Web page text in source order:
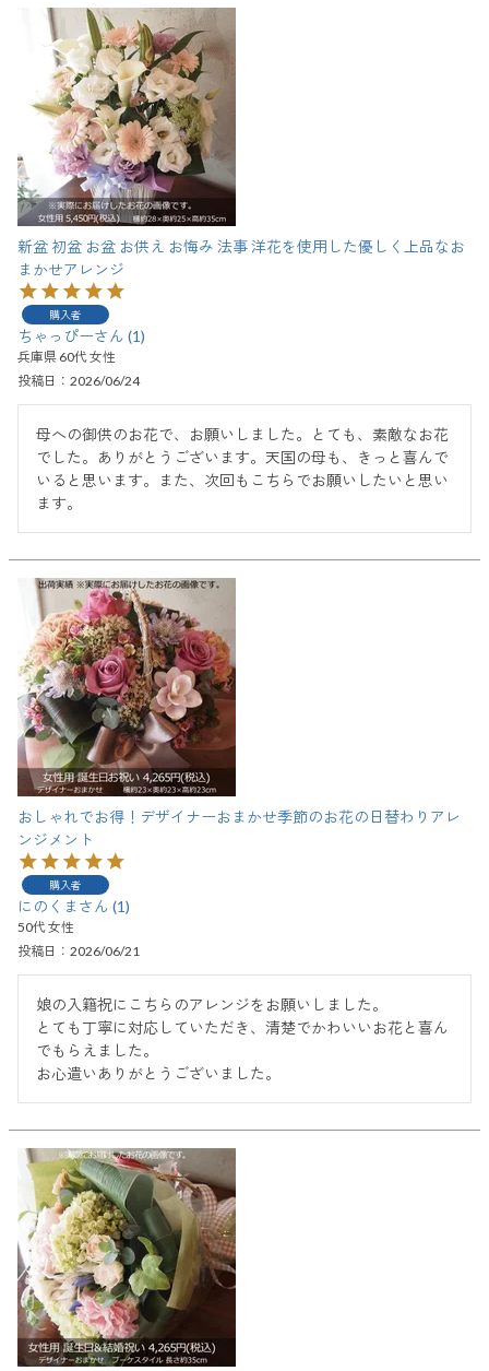
新盆 初盆 お盆 お供え お悔み 法事 洋花を使用した優しく上品なお
まかせアレンジ
購入者
ちゃっぴー 1
兵庫県 60代女性
投稿日
2026/06/24
母への御供のお花で、お願いしました。とても、素敵なお花
でした。ありがとうございます。天国の母も、きっと喜んで
いると思います。また、次回もこちらでお願いしたいと思い
ます。
おしゃれでお得！デザイナーおまかせ季節のお花の日替わりアレ
ンジメント
購入者
にのくま 1
50代女性
投稿日
2026/06/21
娘の入籍祝にこちらのアレンジをお願いしました。
とても丁寧に対応していただき、清楚でかわいいお花と喜ん
でもらえました。
お心遣いありがとうございました。